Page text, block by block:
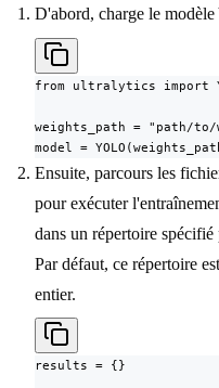
D'abord, charge le
from ultralytics import
weights_path = "path/
model =
Ensuite, parcours les
pour exécuter
dans un répertoire spécifié
Par défaut, ce répertoire
entier.
results = {}